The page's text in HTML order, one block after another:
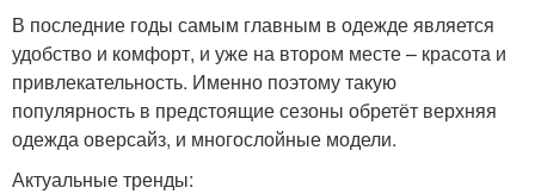
В последние годы самым главным в одежде является
удобство и комфорт, и уже на втором месте – красота и
привлекательность. Именно поэтому такую
популярность в предстоящие сезоны обретёт верхняя
одежда оверсайз, и многослойные модели.
Актуальные тренды: